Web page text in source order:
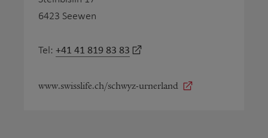
6423 Seewen
Tel: +41 41 819 83 83
www.swisslife.ch/schwyz-urnerland